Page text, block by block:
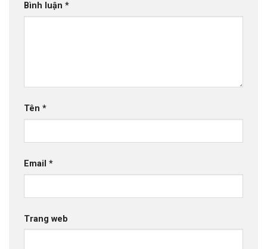
Bình luận *
Tên *
Email *
Trang web